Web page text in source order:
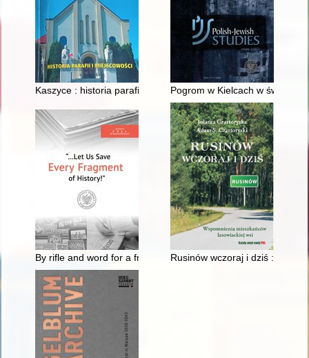
Kaszyce : historia parafii i miejscowościPogrom w Kielcach w świetle
By rifle and word for a free and independent Poland :
Rusinów wczoraj i dziś :